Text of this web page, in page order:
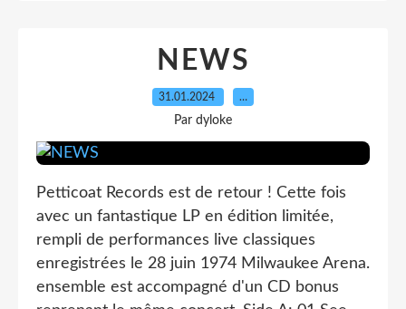
NEWS
31.01.2024 …
Par dyloke
Petticoat Records est de retour ! Cette fois
avec un fantastique LP en édition limitée,
rempli de performances live classiques
enregistrées le 28 juin 1974 Milwaukee Arena.
ensemble est accompagné d'un CD bonus